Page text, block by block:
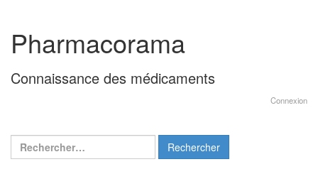
contenu
menu
principal
Pharmacorama
Connaissance des médicaments
Connexion
Rechercher :